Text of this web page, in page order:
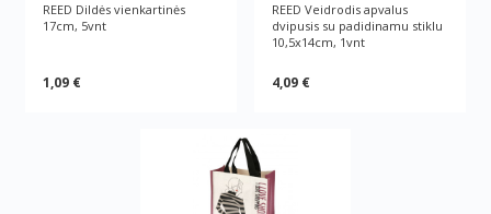
REED Dildės vienkartinės
17cm, 5vnt
1,09 €
REED Veidrodis apvalus
dvipusis su padidinamu stiklu
10,5x14cm, 1vnt
4,09 €